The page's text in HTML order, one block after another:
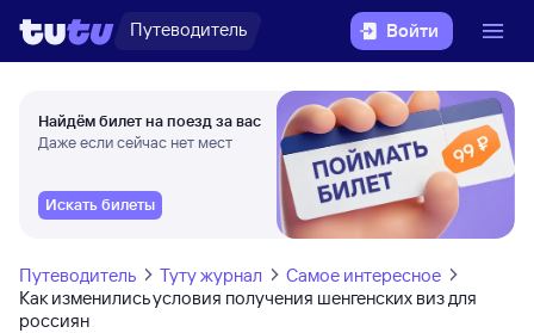
Путеводитель Войти
Найдём билет на поезд за вас
Даже если сейчас нет мест
Искать билеты
Путеводитель Туту журнал
Самое интересное
Как изменились условия получения шенгенских виз для
россиян